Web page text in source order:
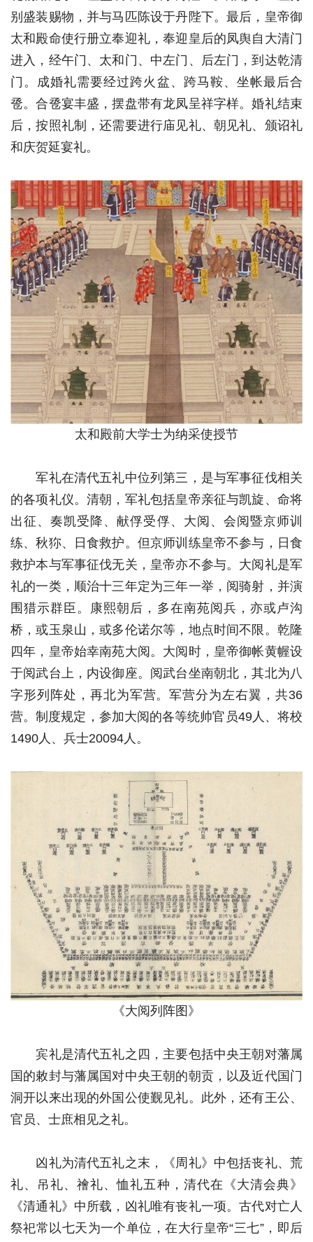
别盛装赐物，并与马匹陈设于丹陛下。最后，皇帝御
太和殿命使行册立奉迎礼，奉迎皇后的凤舆自大清门
进入，经午门、太和门、中左门、后左门，到达乾清
门。成婚礼需要经过跨火盆、跨马鞍、坐帐最后合
卺。合卺宴丰盛，摆盘带有龙凤呈祥字样。婚礼结束
后，按照礼制，还需要进行庙见礼、朝见礼、颁诏礼
和庆贺延宴礼。
太和殿前大学士为纳采使授节
军礼在清代五礼中位列第三，是与军事征伐相关
的各项礼仪。清朝，军礼包括皇帝亲征与凯旋、命将
出征、奏凯受降、献俘受俘、大阅、会阅暨京师训
练、秋狝、日食救护。但京师训练皇帝不参与，日食
救护本与军事征伐无关，皇帝亦不参与。大阅礼是军
礼的一类，顺治十三年定为三年一举，阅骑射，并演
围猎示群臣。康熙朝后，多在南苑阅兵，亦或卢沟
桥，或玉泉山，或多伦诺尔等，地点时间不限。乾隆
四年，皇帝始幸南苑大阅。大阅时，皇帝御帐黄幄设
于阅武台上，内设御座。阅武台坐南朝北，其北为八
字形列阵处，再北为军营。军营分为左右翼，共36
营。制度规定，参加大阅的各等统帅官员49人、将校
1490人、兵士20094人。
《大阅列阵图》
宾礼是清代五礼之四，主要包括中央王朝对藩属
国的敕封与藩属国对中央王朝的朝贡，以及近代国门
洞开以来出现的外国公使觐见礼。此外，还有王公、
官员、士庶相见之礼。
凶礼为清代五礼之末，《周礼》中包括丧礼、荒
礼、吊礼、禬礼、恤礼五种，清代在《大清会典》
《清通礼》中所载，凶礼唯有丧礼一项。古代对亡人
祭祀常以七天为一个单位，在大行皇帝“三七”，即后